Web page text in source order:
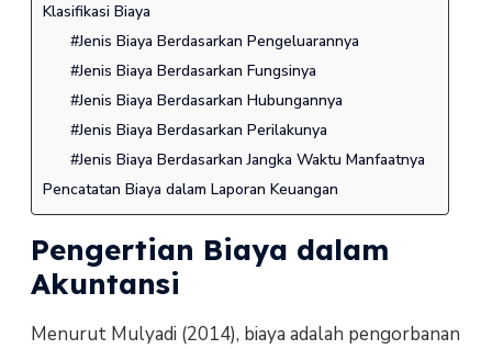
Klasifikasi Biaya
#Jenis Biaya Berdasarkan Pengeluarannya
#Jenis Biaya Berdasarkan Fungsinya
#Jenis Biaya Berdasarkan Hubungannya
#Jenis Biaya Berdasarkan Perilakunya
#Jenis Biaya Berdasarkan Jangka Waktu Manfaatnya
Pencatatan Biaya dalam Laporan Keuangan
Pengertian Biaya dalam
Akuntansi
Menurut Mulyadi (2014), biaya adalah pengorbanan